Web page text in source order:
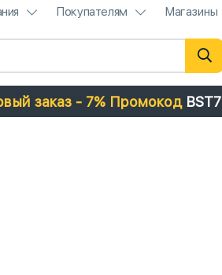
Покупателям Магазины
заказ - 7% Промокод BST7